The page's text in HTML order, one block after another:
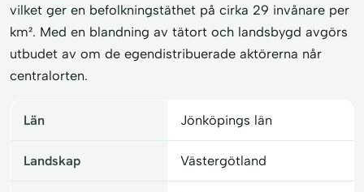
vilket ger en befolkningstäthet på cirka 29 invånare per
km². Med en blandning av tätort och landsbygd avgörs
utbudet av om de egendistribuerade aktörerna når
centralorten.
Län Jönköpings län
Landskap Västergötland